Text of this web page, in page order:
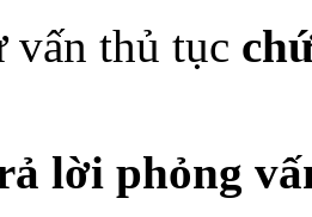
vấn thủ tục
lời phỏng